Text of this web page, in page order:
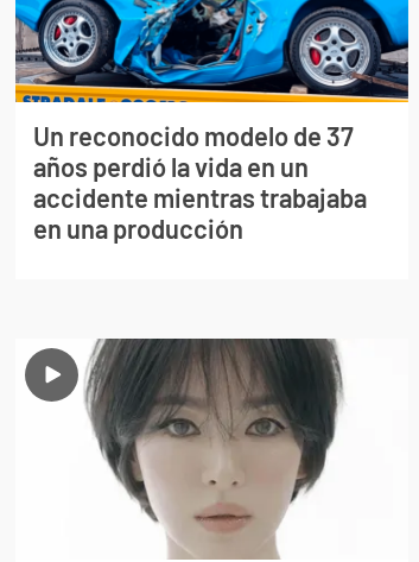
Un reconocido modelo de 37
años perdió la vida en un
accidente mientras trabajaba
en una producción